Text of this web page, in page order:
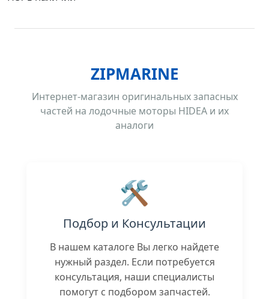
ZIPMARINE
Интернет-магазин оригинальных запасных
частей на лодочные моторы HIDEA и их
аналоги
🛠️
Подбор и Консультации
В нашем каталоге Вы легко найдете
нужный раздел. Если потребуется
консультация, наши специалисты
помогут с подбором запчастей.